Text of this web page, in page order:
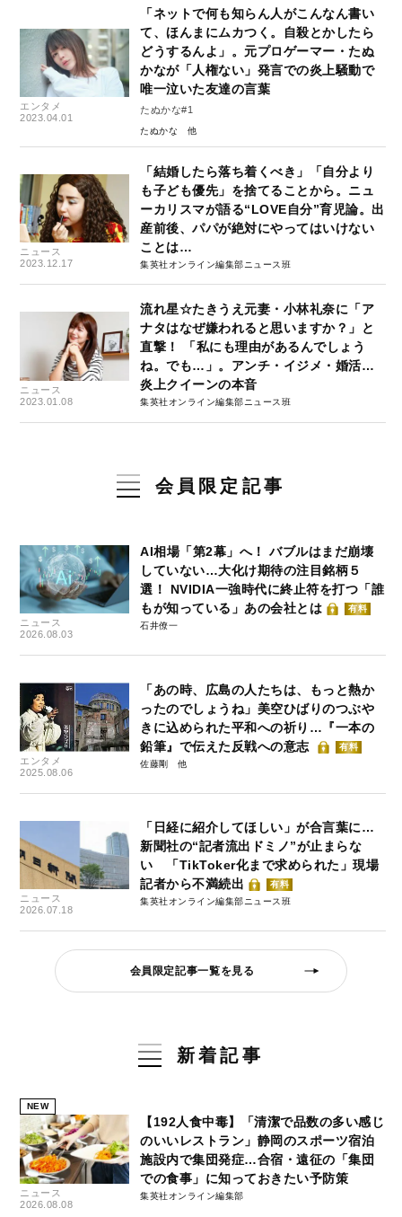
エンタメ
2023.04.01
「ネットで何も知らん人がこんなん書い
て、ほんまにムカつく。自殺とかしたら
どうするんよ」。元プロゲーマー・たぬ
かなが「人権ない」発言での炎上騒動で
唯一泣いた友達の言葉
たぬかな#1
たぬかな
ニュース
2023.12.17
「結婚したら落ち着くべき」「自分より
も子ども優先」を捨てることから。ニュ
ーカリスマが語る“LOVE自分”育児論。出
産前後、パパが絶対にやってはいけない
ことは…
集英社オンライン編集部ニュース班
ニュース
2023.01.08
流れ星☆たきうえ元妻・小林礼奈に「ア
ナタはなぜ嫌われると思いますか？」と
直撃！ 「私にも理由があるんでしょう
ね。でも…」。アンチ・イジメ・婚活…
炎上クイーンの本音
集英社オンライン編集部ニュース班
会員限定記事
ニュース
2026.08.03
AI相場「第2幕」へ！ バブルはまだ崩壊
していない…大化け期待の注目銘柄５
選！ NVIDIA一強時代に終止符を打つ「誰
もが知っている」あの会社とは
有料
石井僚一
エンタメ
2025.08.06
「あの時、広島の人たちは、もっと熱か
ったのでしょうね」美空ひばりのつぶや
きに込められた平和への祈り…『一本の
鉛筆』で伝えた反戦への意志
有料
佐藤剛
ニュース
2026.07.18
「日経に紹介してほしい」が合言葉に…
新聞社の“記者流出ドミノ”が止まらな
い 「TikToker化まで求められた」現場
記者から不満続出
有料
集英社オンライン編集部ニュース班
会員限定記事一覧を見る
新着記事
NEW
ニュース
2026.08.08
【192人食中毒】「清潔で品数の多い感じ
のいいレストラン」静岡のスポーツ宿泊
施設内で集団発症…合宿・遠征の「集団
での食事」に知っておきたい予防策
集英社オンライン編集部